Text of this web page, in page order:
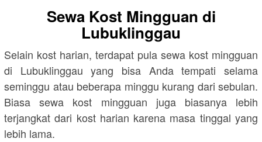
Sewa Kost Mingguan di
Lubuklinggau
Selain kost harian, terdapat pula sewa kost mingguan
di Lubuklinggau yang bisa Anda tempati selama
seminggu atau beberapa minggu kurang dari sebulan.
Biasa sewa kost mingguan juga biasanya lebih
terjangkat dari kost harian karena masa tinggal yang
lebih lama.